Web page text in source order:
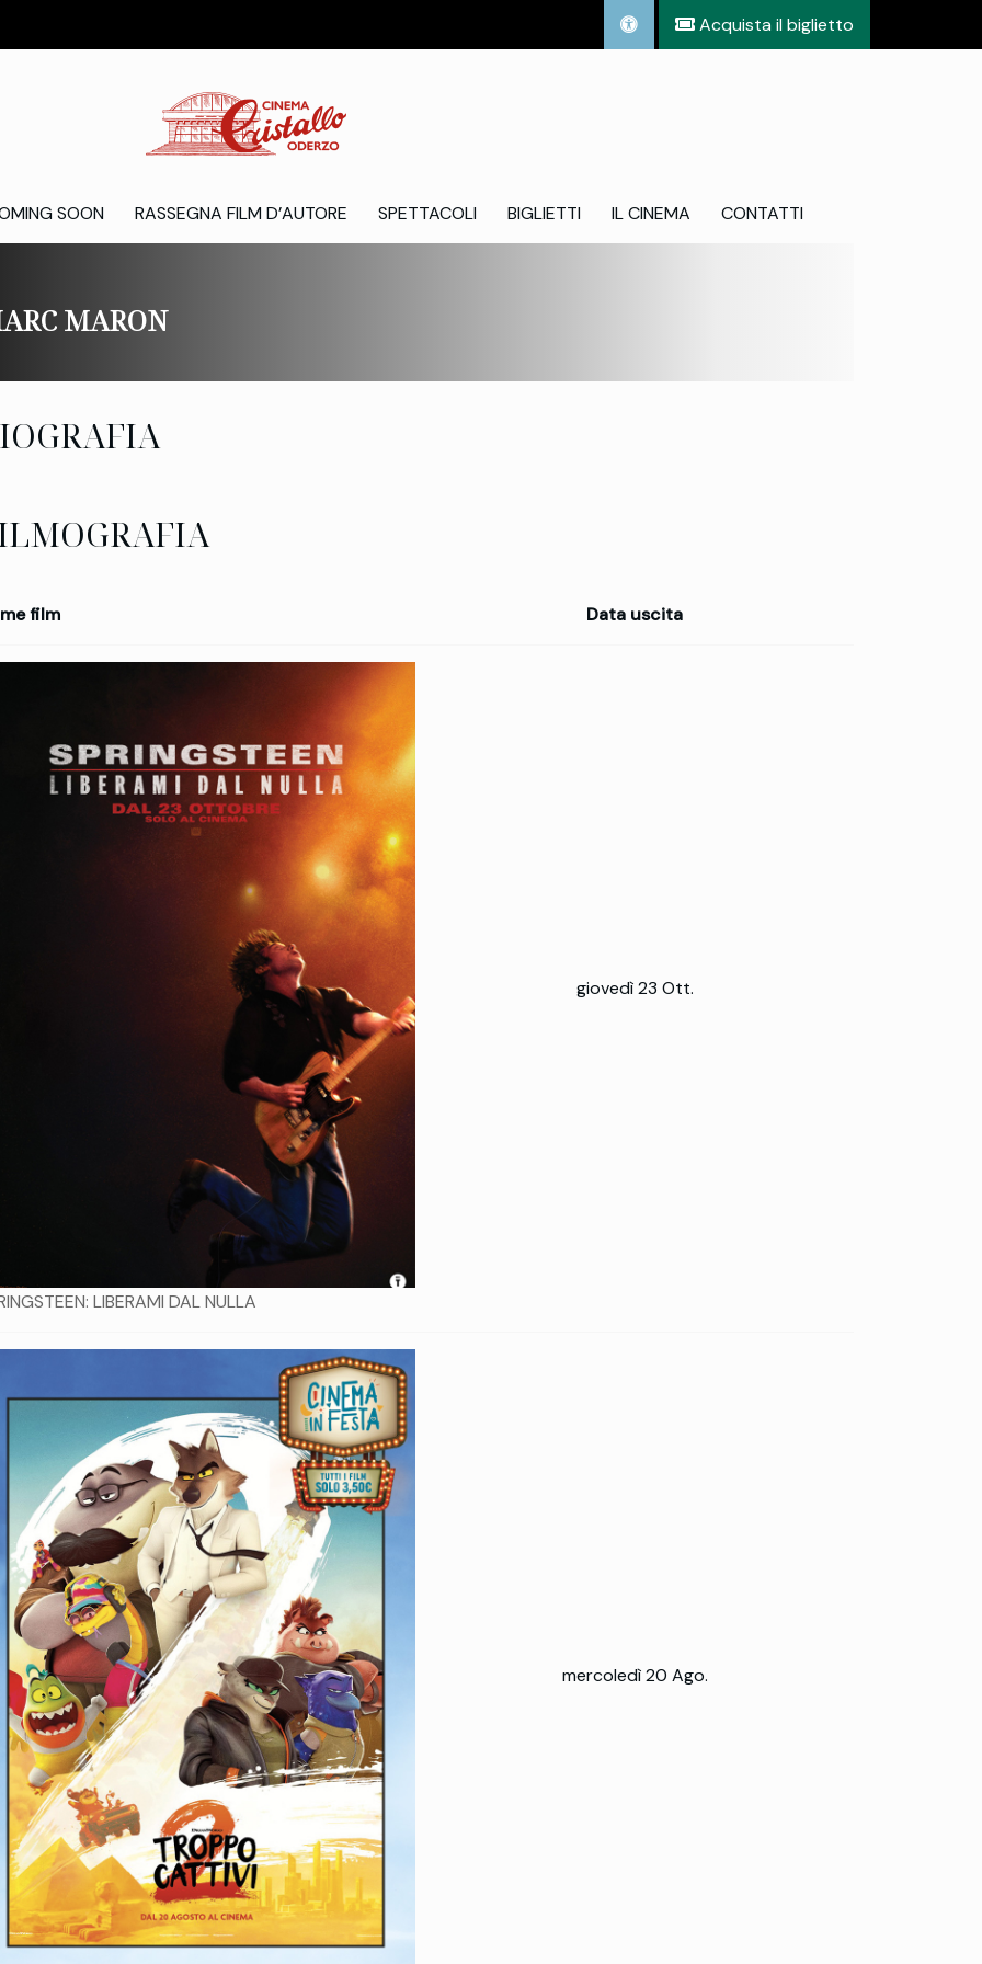
Acquista il biglietto
SOON RASSEGNA FILM D’AUTORE SPETTACOLI BIGLIETTI IL CINEMA CONTATTI
MARON
film Data uscita
LIBERAMI DAL NULLA
giovedì 23 Ott.
mercoledì 20 Ago.